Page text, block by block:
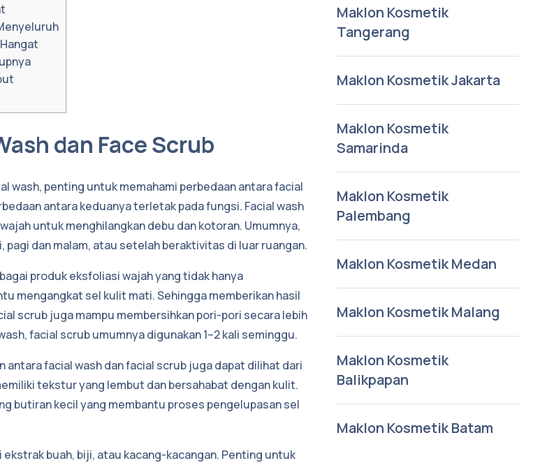
dan Face Scrub
wash, penting untuk memahami perbedaan antara facial
antara keduanya terletak pada fungsi. Facial wash
untuk menghilangkan debu dan kotoran. Umumnya,
pagi dan malam, atau setelah beraktivitas di luar ruangan.
produk eksfoliasi wajah yang tidak hanya
mengangkat sel kulit mati. Sehingga memberikan hasil
scrub juga mampu membersihkan pori-pori secara lebih
facial scrub umumnya digunakan 1–2 kali seminggu.
antara facial wash dan facial scrub juga dapat dilihat dari
tekstur yang lembut dan bersahabat dengan kulit.
butiran kecil yang membantu proses pengelupasan sel
buah, biji, atau kacang-kacangan. Penting untuk
Maklon Kosmetik
Tangerang
Maklon Kosmetik Jakarta
Maklon Kosmetik
Samarinda
Maklon Kosmetik
Palembang
Maklon Kosmetik Medan
Maklon Kosmetik Malang
Maklon Kosmetik
Balikpapan
Maklon Kosmetik Batam